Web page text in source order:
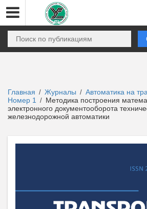
Главная / Журналы / Автоматика на
Номер 1
/ Методика построения
электронного документооборота
железнодорожной автоматики